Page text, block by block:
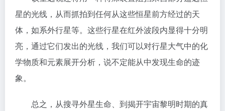
星的光线，从而抓拍到任何从这些恒星前方经过的天
体，如系外行星等。这些行星在红外波段内显得十分明
亮，通过它们发出的光线，我们可以对行星大气中的化
学物质和元素展开分析，说不定能从中发现生命的迹
象。
总之，从搜寻外星生命、到揭开宇宙黎明时期的真